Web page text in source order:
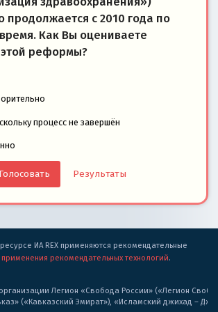
продолжается с 2010 года по
Как Вы оцениваете
этой реформы?
процесс не завершён
Результаты
ИА REX применяются рекомендательные
рекомендательных технологий.
Легион «Свобода России» («Легион
(«Кавказский Эмират»), «Исламский джихад –